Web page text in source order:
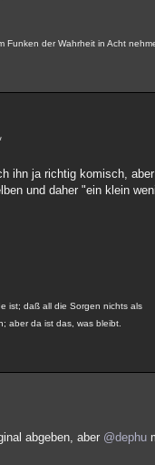
Funken der Wahrheit in Acht
ihn ja richtig komisch,
und daher "ein klein
ist; daß all die Sorgen nichts als
aber da ist das, was bleibt.
abgeben, aber @dephu